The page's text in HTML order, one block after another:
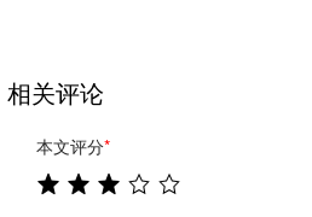
相关评论
本文评分*